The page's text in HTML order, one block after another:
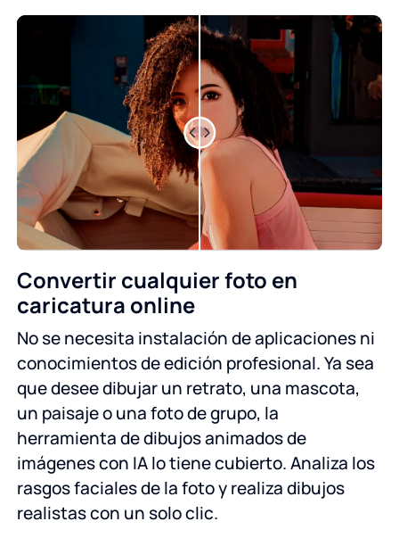
Convertir cualquier foto en
caricatura online
No se necesita instalación de aplicaciones ni
conocimientos de edición profesional. Ya sea
que desee dibujar un retrato, una mascota,
un paisaje o una foto de grupo, la
herramienta de dibujos animados de
imágenes con IA lo tiene cubierto. Analiza los
rasgos faciales de la foto y realiza dibujos
realistas con un solo clic.